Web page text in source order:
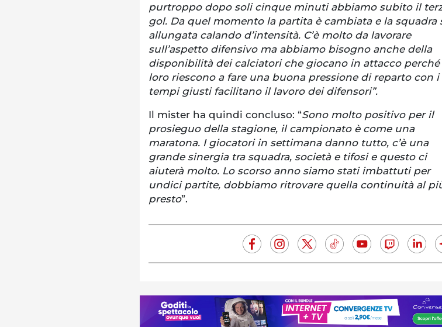
purtroppo dopo soli cinque minuti abbiamo subito il
gol. Da quel momento la partita è cambiata e la squadra
allungata calando d’intensità. C’è molto da lavorare
sull’aspetto difensivo ma abbiamo bisogno anche della
disponibilità dei calciatori che giocano in attacco perché
loro riescono a fare una buona pressione di reparto con i
tempi giusti facilitano il lavoro dei difensori”.
Il mister ha quindi concluso: “Sono molto positivo per il
prosieguo della stagione, il campionato è come una
maratona. I giocatori in settimana danno tutto, c’è una
grande sinergia tra squadra, società e tifosi e questo ci
aiuterà molto. Lo scorso anno siamo stati imbattuti per
undici partite, dobbiamo ritrovare quella continuità al
presto”.